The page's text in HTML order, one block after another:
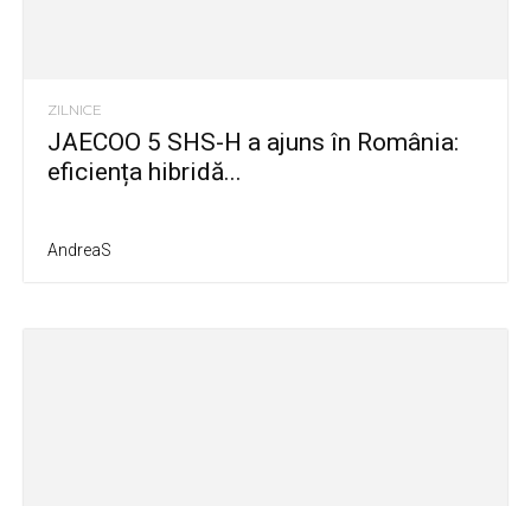
ZILNICE
JAECOO 5 SHS-H a ajuns în România:
eficiența hibridă...
AndreaS